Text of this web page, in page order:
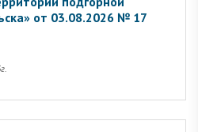
от 03.08.2026 № 17